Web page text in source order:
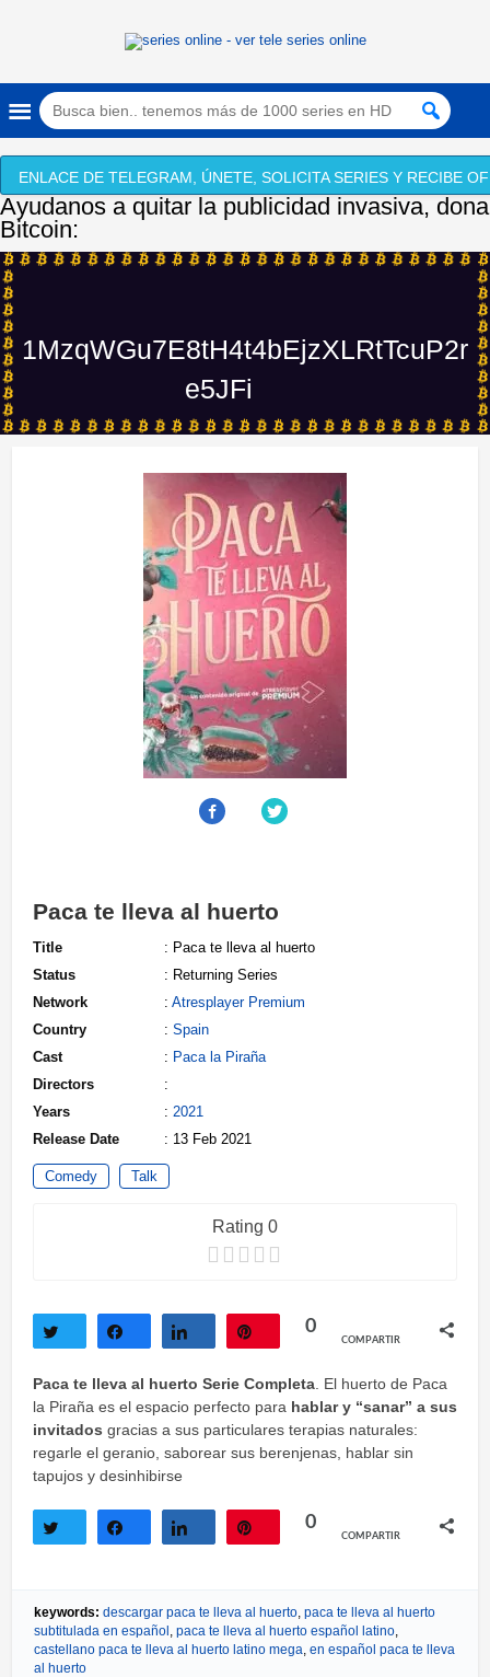
ENLACE DE TELEGRAM, ÚNETE, SOLICITA SERIES Y RECIBE
Ayudanos a quitar la publicidad invasiva, dona
Bitcoin:
1MzqWGu7E8tH4t4bEjzXLRtTcuP2r
e5JFi
Paca te lleva al huerto
Title
: Paca te lleva al huerto
Status
: Returning Series
Network
: Atresplayer Premium
Country
: Spain
Cast
: Paca la Piraña
Directors
:
Years
: 2021
Release Date
: 13 Feb 2021
Comedy Talk
Rating 0
0
COMPARTIR
Paca te lleva al huerto Serie Completa . El huerto de Paca
la Piraña es el espacio perfecto para hablar y “sanar” a sus
invitados gracias a sus particulares terapias naturales:
regarle el geranio, saborear sus berenjenas, hablar sin
tapujos y desinhibirse
0
COMPARTIR
keywords: descargar paca te lleva al huerto, paca te lleva al huerto
subtitulada en español , paca te lleva al huerto español latino,
castellano paca te lleva al huerto latino mega, en español paca te lleva
al huerto